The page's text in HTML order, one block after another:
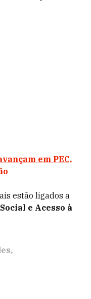
em PEC,
estão ligados a
e Acesso à